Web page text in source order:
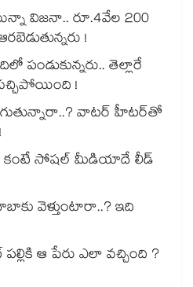
విజనా.. రూ.4వేల 200
!
పండుకున్నరు.. తెల్లారే
!
వాటర్ హీటర్⁭⁭తో
సోషల్ మీడియాదే లీడ్
వెళ్తుంటారా..? ఇది
ఆ పేరు ఎలా వచ్చింది ?